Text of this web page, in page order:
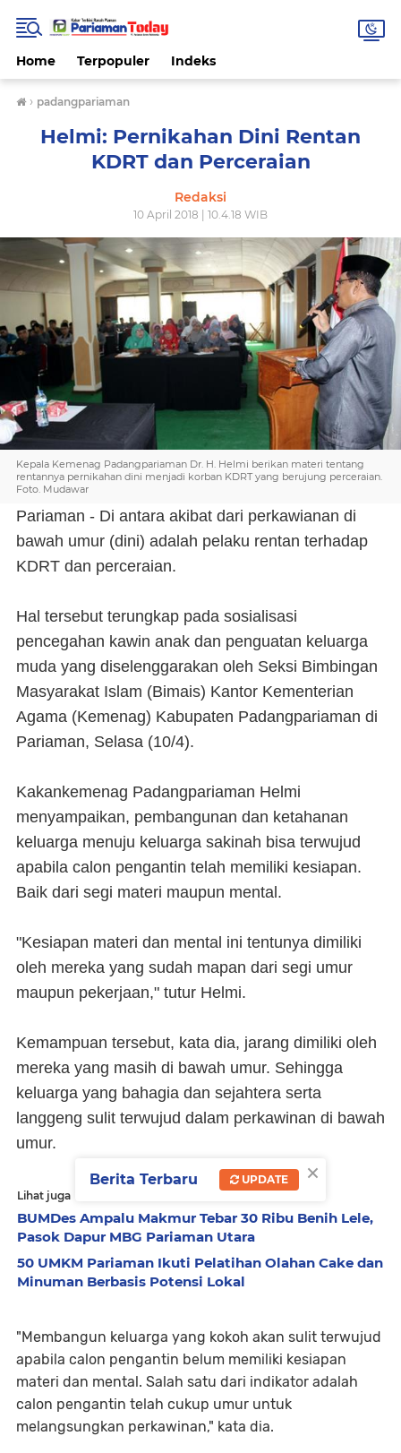
Home Terpopuler Indeks
› padangpariaman
Helmi: Pernikahan Dini Rentan
KDRT dan Perceraian
Redaksi
10 April 2018 | 10.4.18 WIB
Kepala Kemenag Padangpariaman Dr. H. Helmi berikan materi tentang
rentannya pernikahan dini menjadi korban KDRT yang berujung perceraian.
Foto. Mudawar
Pariaman - Di antara akibat dari perkawianan di
bawah umur (dini) adalah pelaku rentan terhadap
KDRT dan perceraian.
Hal tersebut terungkap pada sosialisasi
pencegahan kawin anak dan penguatan keluarga
muda yang diselenggarakan oleh Seksi Bimbingan
Masyarakat Islam (Bimais) Kantor Kementerian
Agama (Kemenag) Kabupaten Padangpariaman di
Pariaman, Selasa (10/4).
Kakankemenag Padangpariaman Helmi
menyampaikan, pembangunan dan ketahanan
keluarga menuju keluarga sakinah bisa terwujud
apabila calon pengantin telah memiliki kesiapan.
Baik dari segi materi maupun mental.
"Kesiapan materi dan mental ini tentunya dimiliki
oleh mereka yang sudah mapan dari segi umur
maupun pekerjaan," tutur Helmi.
Kemampuan tersebut, kata dia, jarang dimiliki oleh
mereka yang masih di bawah umur. Sehingga
keluarga yang bahagia dan sejahtera serta
langgeng sulit terwujud dalam perkawinan di bawah
umur.
Lihat juga
BUMDes Ampalu Makmur Tebar 30 Ribu Benih Lele,
Pasok Dapur MBG Pariaman Utara
50 UMKM Pariaman Ikuti Pelatihan Olahan Cake dan
Minuman Berbasis Potensi Lokal
"Membangun keluarga yang kokoh akan sulit terwujud
apabila calon pengantin belum memiliki kesiapan
materi dan mental. Salah satu dari indikator adalah
calon pengantin telah cukup umur untuk
melangsungkan perkawinan," kata dia.
×
Berita Terbaru UPDATE